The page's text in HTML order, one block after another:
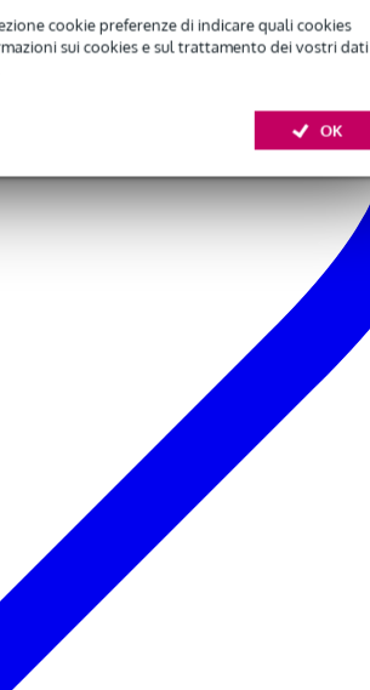
cookie preferenze di indicare quali cookies
sui cookies e sul trattamento dei vostri dati
OK